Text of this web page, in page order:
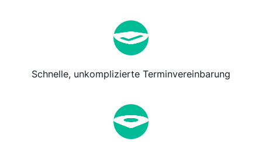
Schnelle, unkomplizierte Terminvereinbarung